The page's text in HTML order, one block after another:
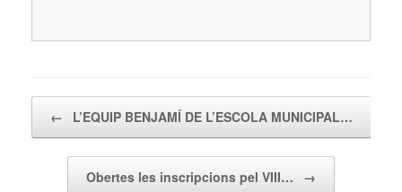
← L’EQUIP BENJAMÍ DE L’ESCOLA MUNICIPAL…
Obertes les inscripcions pel VIII… →